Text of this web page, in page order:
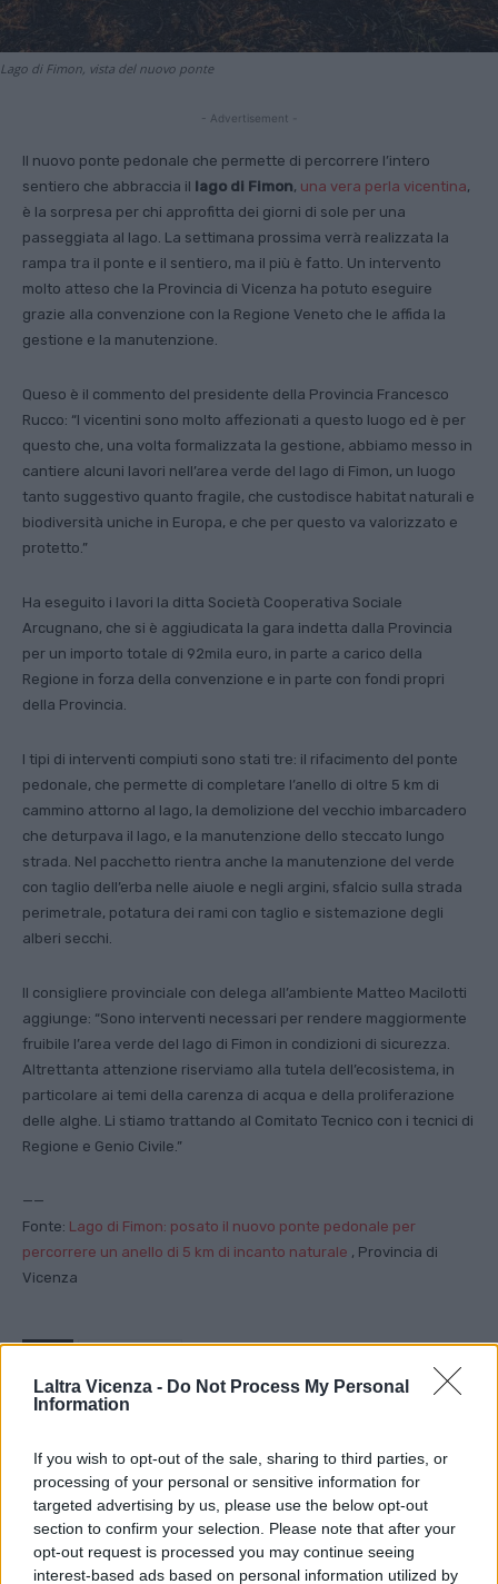
Laltra Vicenza - Do Not Process My Personal
Information
If you wish to opt-out of the sale, sharing to third parties, or
processing of your personal or sensitive information for
targeted advertising by us, please use the below opt-out
section to confirm your selection. Please note that after your
opt-out request is processed you may continue seeing
interest-based ads based on personal information utilized by
Lago di Fimon, vista del nuovo ponte
- Advertisement -
Il nuovo ponte pedonale che permette di percorrere l’intero
sentiero che abbraccia il lago di Fimon, una vera perla vicentina,
è la sorpresa per chi approfitta dei giorni di sole per una
passeggiata al lago. La settimana prossima verrà realizzata la
rampa tra il ponte e il sentiero, ma il più è fatto. Un intervento
molto atteso che la Provincia di Vicenza ha potuto eseguire
grazie alla convenzione con la Regione Veneto che le affida la
gestione e la manutenzione.
Queso è il commento del presidente della Provincia Francesco
Rucco: “I vicentini sono molto affezionati a questo luogo ed è per
questo che, una volta formalizzata la gestione, abbiamo messo in
cantiere alcuni lavori nell’area verde del lago di Fimon, un luogo
tanto suggestivo quanto fragile, che custodisce habitat naturali e
biodiversità uniche in Europa, e che per questo va valorizzato e
protetto.”
Ha eseguito i lavori la ditta Società Cooperativa Sociale
Arcugnano, che si è aggiudicata la gara indetta dalla Provincia
per un importo totale di 92mila euro, in parte a carico della
Regione in forza della convenzione e in parte con fondi propri
della Provincia.
I tipi di interventi compiuti sono stati tre: il rifacimento del ponte
pedonale, che permette di completare l’anello di oltre 5 km di
cammino attorno al lago, la demolizione del vecchio imbarcadero
che deturpava il lago, e la manutenzione dello steccato lungo
strada. Nel pacchetto rientra anche la manutenzione del verde
con taglio dell’erba nelle aiuole e negli argini, sfalcio sulla strada
perimetrale, potatura dei rami con taglio e sistemazione degli
alberi secchi.
Il consigliere provinciale con delega all’ambiente Matteo Macilotti
aggiunge: “Sono interventi necessari per rendere maggiormente
fruibile l’area verde del lago di Fimon in condizioni di sicurezza.
Altrettanta attenzione riserviamo alla tutela dell’ecosistema, in
particolare ai temi della carenza di acqua e della proliferazione
delle alghe. Li stiamo trattando al Comitato Tecnico con i tecnici di
Regione e Genio Civile.”
——
Fonte: Lago di Fimon: posato il nuovo ponte pedonale per
percorrere un anello di 5 km di incanto naturale , Provincia di
Vicenza
TAGS Lago di Fimon
Facebook Twitter
ARTICOLO PRECEDENTE
ARTICOLO SUCCESSIVO